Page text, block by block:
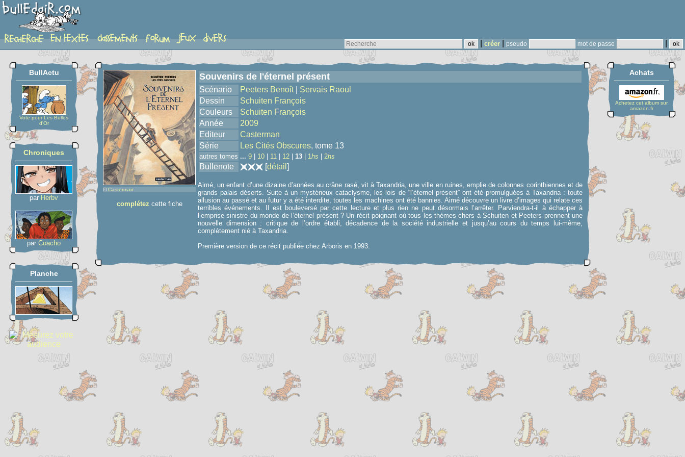
créer pseudo mot de passe
album
BullActu
Vote pour Les Bulles
d'Or
Chroniques
par Herbv
par Coacho
Planche
© Casterman
complétez cette fiche
Souvenirs de l'éternel présent
Scénario Peeters Benoît| Servais Raoul
Dessin
Schuiten François
Couleurs
Schuiten François
Année
2009
Editeur
Casterman
Série
Les Cités Obscures, tome 13
autres tomes ... 9 10 11 12 13 1hs 2hs
Bullenote [détail ]
Aimé, un enfant d’une dizaine d’années au crâne rasé, vit à Taxandria, une ville en ruines, emplie de colonnes corinthiennes et de
grands palais déserts. Suite à un mystérieux cataclysme, les lois de “l’éternel présent” ont été promulguées à Taxandria : toute
allusion au passé et au futur y a été interdite, toutes les machines ont été bannies. Aimé découvre un livre d’images qui relate ces
terribles événements. Il est bouleversé par cette lecture et plus rien ne peut désormais l’arrêter. Parviendra-t-il à échapper à
l’emprise sinistre du monde de l’éternel présent ? Un récit poignant où tous les thèmes chers à Schuiten et Peeters prennent une
nouvelle dimension : critique de l’ordre établi, décadence de la société industrielle et jusqu’au cours du temps lui-même,
complètement nié à Taxandria.
Première version de ce récit publiée chez Arboris en 1993.
Achats
Achetez cet album sur
amazon.fr